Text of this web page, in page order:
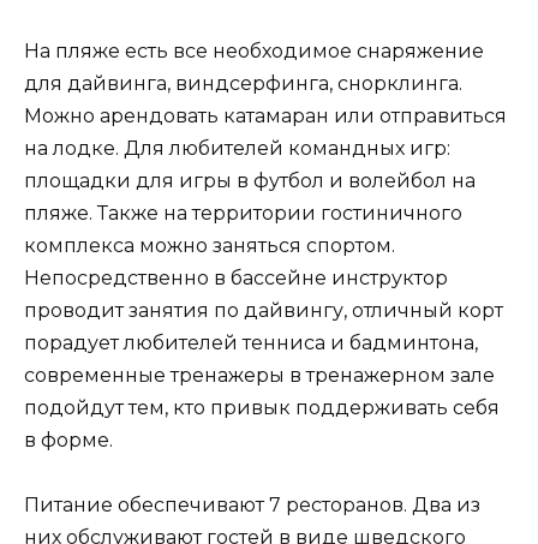
На пляже есть все необходимое снаряжение
для дайвинга, виндсерфинга, снорклинга.
Можно арендовать катамаран или отправиться
на лодке. Для любителей командных игр:
площадки для игры в футбол и волейбол на
пляже. Также на территории гостиничного
комплекса можно заняться спортом.
Непосредственно в бассейне инструктор
проводит занятия по дайвингу, отличный корт
порадует любителей тенниса и бадминтона,
современные тренажеры в тренажерном зале
подойдут тем, кто привык поддерживать себя
в форме.
Питание обеспечивают 7 ресторанов. Два из
них обслуживают гостей в виде шведского